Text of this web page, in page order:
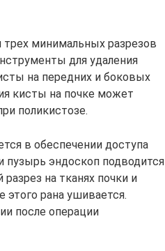
трех минимальных разрезов
для удаления
на передних и боковых
кисты на почке может
поликистозе.
в обеспечении доступа
пузырь эндоскоп подводится
на тканях почки и
рана ушивается.
после операции